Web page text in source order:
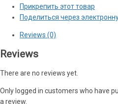
плотные
черные
quantity
Прикрепить этот товар
Поделиться через
Reviews (0)
Reviews
There are no reviews yet.
Only logged in customers who have
a review.